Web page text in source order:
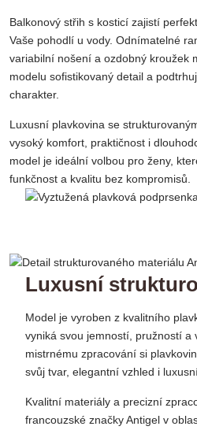
Balkonový střih s kosticí zajistí
Vaše pohodlí u vody. Odnímatelné
variabilní nošení a ozdobný kroužek
modelu sofistikovaný detail a
charakter.
Luxusní plavkovina se
vysoký komfort, praktičnost i
model je ideální volbou pro ženy,
funkčnost a kvalitu bez kompromisů.
Luxusní
Model je vyroben z kvalitního
vyniká svou jemností, pružností a
mistrnému zpracování si
svůj tvar, elegantní vzhled i
Kvalitní materiály a precizní
francouzské značky Antigel v